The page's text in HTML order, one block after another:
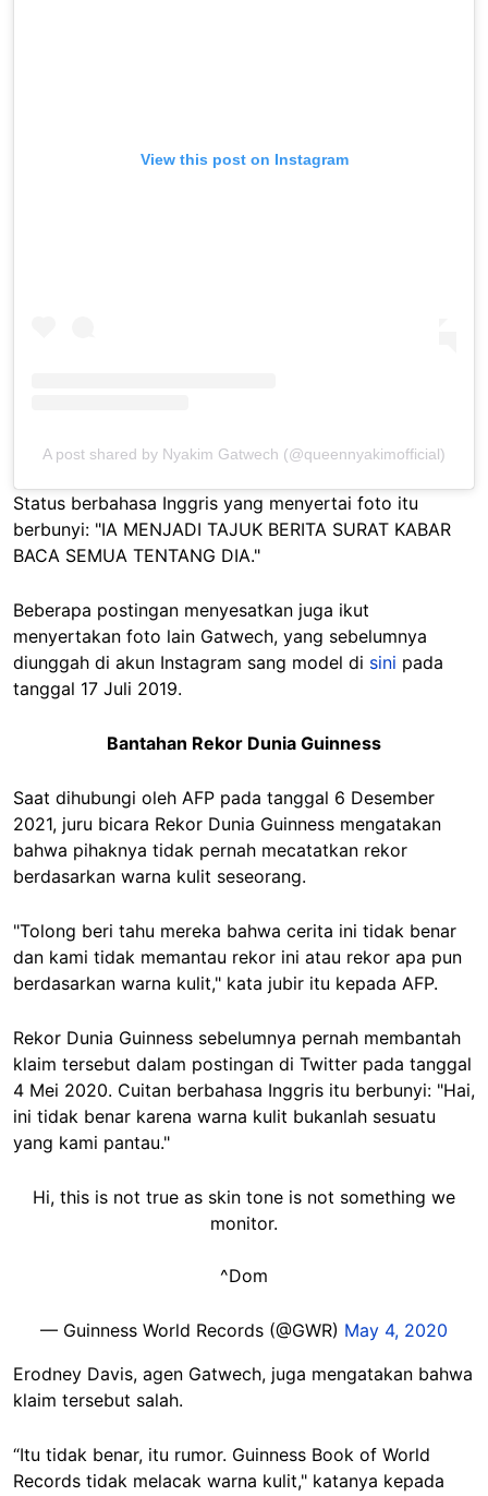
View this post on Instagram
A post shared by Nyakim Gatwech (@queennyakimofficial)
Status berbahasa Inggris yang menyertai foto itu
berbunyi: "IA MENJADI TAJUK BERITA SURAT KABAR
BACA SEMUA TENTANG DIA."
Beberapa postingan menyesatkan juga ikut
menyertakan foto lain Gatwech, yang sebelumnya
diunggah di akun Instagram sang model di sini pada
tanggal 17 Juli 2019.
Bantahan Rekor Dunia Guinness
Saat dihubungi oleh AFP pada tanggal 6 Desember
2021, juru bicara Rekor Dunia Guinness mengatakan
bahwa pihaknya tidak pernah mecatatkan rekor
berdasarkan warna kulit seseorang.
"Tolong beri tahu mereka bahwa cerita ini tidak benar
dan kami tidak memantau rekor ini atau rekor apa pun
berdasarkan warna kulit," kata jubir itu kepada AFP.
Rekor Dunia Guinness sebelumnya pernah membantah
klaim tersebut dalam postingan di Twitter pada tanggal
4 Mei 2020. Cuitan berbahasa Inggris itu berbunyi: "Hai,
ini tidak benar karena warna kulit bukanlah sesuatu
yang kami pantau."
Hi, this is not true as skin tone is not something we
monitor.
^Dom
— Guinness World Records (@GWR) May 4, 2020
Erodney Davis, agen Gatwech, juga mengatakan bahwa
klaim tersebut salah.
“Itu tidak benar, itu rumor. Guinness Book of World
Records tidak melacak warna kulit," katanya kepada